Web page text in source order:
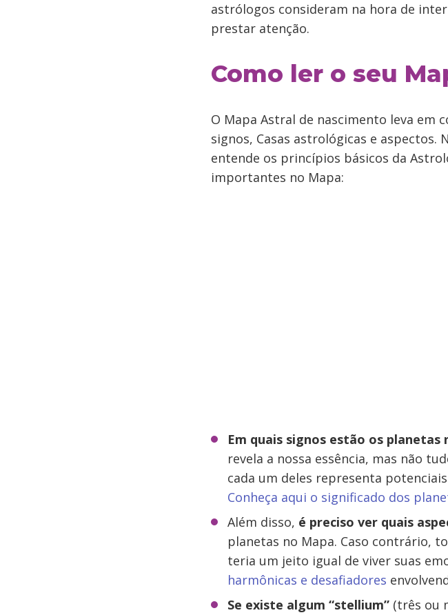
astrólogos consideram na hora de
prestar atenção.
Como ler o seu
O Mapa Astral de nascimento leva em
signos, Casas astrológicas e
entende os princípios básicos da
importantes no Mapa:
Em quais signos estão os planetas
revela a nossa essência, mas não
cada um deles representa
Conheça aqui o significado dos
Além disso, é preciso ver quais
planetas no Mapa. Caso contrário,
teria um jeito igual de viver suas
harmônicas e desafiadores
Se existe algum “stellium” (três ou